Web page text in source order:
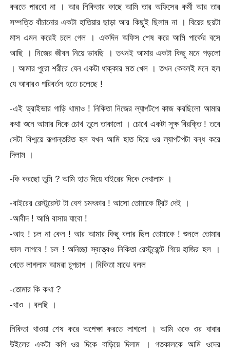
করতে পারবো না । আর নিকিতার কাছে আমি তার অফিসের কর্মী আর তার
সম্পত্তি বাঁচানোর একটা হাতিয়ার ছাড়া আর কিছুই ছিলাম না । বিয়ের ছয়টা
মাস এমন করেই চলে গেল । একদিন অফিস শেষ করে আমি পার্কের বসে
আছি । নিজের জীবন নিয়ে ভাবছি । তখনই আমার একটা কিছু মনে পড়লো
। আমার পুরো শরীরে যেন একটা ধাক্কার মত খেল । তখন কেবলই মনে হল
যে আবারও পরিবর্তন হতে চলেছে !
-এই ড্রাইভার গাড়ি থামাও ! নিকিতা নিজের ল্যাপটপে কাজ করছিলো আমার
কথা শুনে আমার দিকে চোখ তুলে তাকালো । চোখে একটা সুক্ষ বিরক্তি ! তবে
সেটা বিশ্ময়ে রূপান্তরিত হল যখন আমি হাত দিয়ে ওর ল্যাপটপটা বন্ধ করে
দিলাম ।
-কি করছো তুমি ? আমি হাত দিয়ে বাইরের দিকে দেখালাম ।
-বাইরের রেস্টুরেস্ট টা বেশ চমৎকার ! আসো তোমাকে ট্রিট দেই ।
-আবীদ ! আমি বাসায় যাবো !
-আহ ! চল না কেন ! আর আমার কিছু বলার ছিল তোমাকে ! শুনলে তোমার
ভাল লাগবে ! চল ! অনিচ্ছা স্বত্ত্বেও নিকিতা রেস্টুরেন্টে গিয়ে হাজির হল ।
খেতে লাগলাম আমরা চুপচাপ । নিকিতা মাঝে বলল
-তোমার কি কথা ?
-খাও । বলছি ।
নিকিতা খাওয়া শেষ করে অপেক্ষা করতে লাগলো । আমি ওকে ওর বাবার
উইলের একটা কপি ওর দিকে বাড়িয়ে দিলাম । গতকালকে আমি ওদের